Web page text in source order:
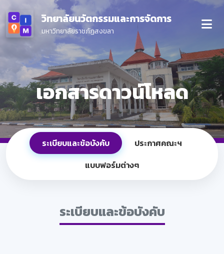
วิทยาลัยนวัตกรรมและการจัดการ
มหาวิทยาลัยราชภัฏสงขลา
เอกสารดาวน์โหลด
ระเบียบและข้อบังคับ
ประกาศคณะฯ
แบบฟอร์มต่างๆ
ระเบียบและข้อบังคับ